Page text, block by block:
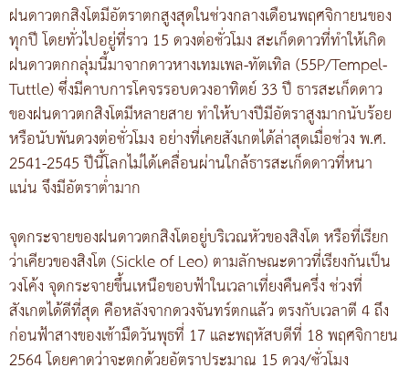
ฝนดาวตกสิงโตมีอัตราตกสูงสุดในช่วงกลางเดือนพฤศจิกายนของ
ทุกปี โดยทั่วไปอยู่ที่ราว 15 ดวงต่อชั่วโมง สะเก็ดดาวที่ทำให้เกิด
ฝนดาวตกกลุ่มนี้มาจากดาวหางเทมเพล-ทัตเทิล (55P/Tempel-
Tuttle) ซึ่งมีคาบการโคจรรอบดวงอาทิตย์ 33 ปี ธารสะเก็ดดาว
ของฝนดาวตกสิงโตมีหลายสาย ทำให้บางปีมีอัตราสูงมากนับร้อย
หรือนับพันดวงต่อชั่วโมง อย่างที่เคยสังเกตได้ล่าสุดเมื่อช่วง พ.ศ.
2541-2545 ปีนี้โลกไม่ได้เคลื่อนผ่านใกล้ธารสะเก็ดดาวที่หนา
แน่น จึงมีอัตราต่ำมาก
จุดกระจายของฝนดาวตกสิงโตอยู่บริเวณหัวของสิงโต หรือที่เรียก
ว่าเคียวของสิงโต (Sickle of Leo) ตามลักษณะดาวที่เรียงกันเป็น
วงโค้ง จุดกระจายขึ้นเหนือขอบฟ้าในเวลาเที่ยงคืนครึ่ง ช่วงที่
สังเกตได้ดีที่สุด คือหลังจากดวงจันทร์ตกแล้ว ตรงกับเวลาตี 4 ถึง
ก่อนฟ้าสางของเช้ามืดวันพุธที่ 17 และพฤหัสบดีที่ 18 พฤศจิกายน
2564 โดยคาดว่าจะตกด้วยอัตราประมาณ 15 ดวง/ชั่วโมง